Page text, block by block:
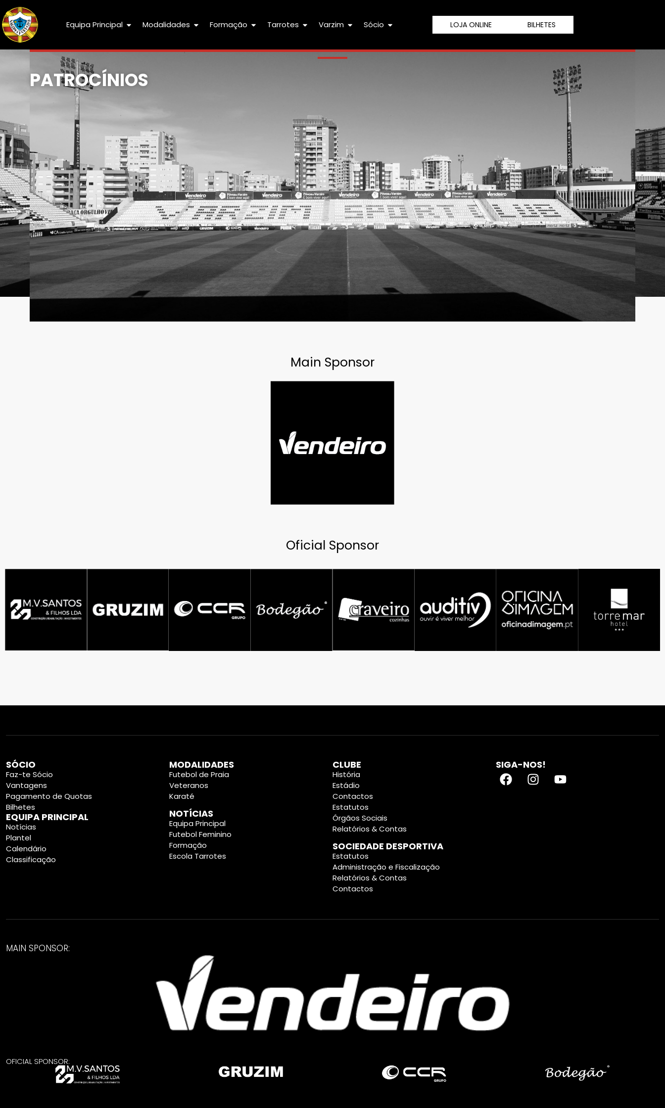
Equipa Principal Modalidades Formação Tarrotes Varzim Sócio LOJA ONLINE BILHETES
PATROCÍNIOS
Main Sponsor
Oficial Sponsor
SÓCIO
Faz-te Sócio
Vantagens
Pagamento de Quotas
Bilhetes
EQUIPA PRINCIPAL
Notícias
Plantel
Calendário
Classificação
MODALIDADES
Futebol de Praia
Veteranos
Karaté
NOTÍCIAS
Equipa Principal
Futebol Feminino
Formação
Escola Tarrotes
CLUBE
História
Estádio
Contactos
Estatutos
Órgãos Sociais
Relatórios & Contas
SOCIEDADE DESPORTIVA
Estatutos
Administração e Fiscalização
Relatórios & Contas
Contactos
SIGA-NOS!
MAIN SPONSOR:
OFICIAL SPONSOR: